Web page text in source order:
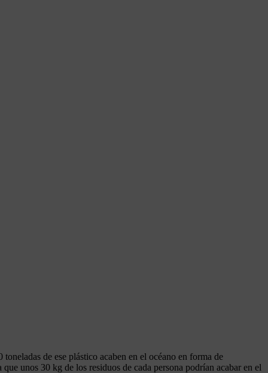
de ese plástico acaben en el océano en forma de
unos 30 kg de los residuos de cada persona podrían acabar en el